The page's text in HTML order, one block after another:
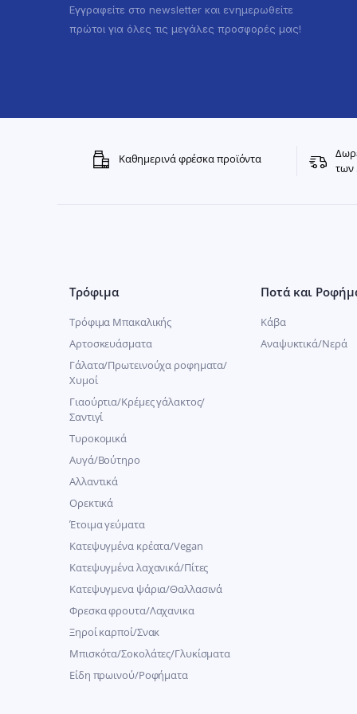
Εγγραφείτε στο newsletter και ενημερωθείτε
πρώτοι για όλες τις μεγάλες προσφορές μας!
Καθημερινά φρέσκα προϊόντα
των
Τρόφιμα
Τρόφιμα Μπακαλικής
Αρτοσκευάσματα
Γάλατα/Πρωτεινούχα ροφηματα/
Χυμοί
Γιαούρτια/Κρέμες γάλακτος/
Σαντιγί
Τυροκομικά
Αυγά/Βούτηρο
Αλλαντικά
Ορεκτικά
Έτοιμα γεύματα
Κατεψυγμένα κρέατα/Vegan
Kατεψυγμένα λαχανικά/Πίτες
Κατεψυγμενα ψάρια/Θαλλασινά
Φρεσκα φρουτα/Λαχανικα
Ξηροί καρποί/Σνακ
Μπισκότα/Σοκολάτες/Γλυκίσματα
Είδη πρωινού/Ροφήματα
Ποτά και
Κάβα
Αναψυκτικά/Νερά